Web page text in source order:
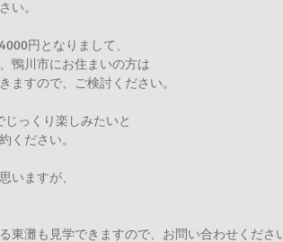
い。
円となりまして、
鴨川市にお住まいの方は
ますので、ご検討ください。
っくり楽しみたいと
ください。
いますが、
東灘も見学できますので、お問い合わせくださ